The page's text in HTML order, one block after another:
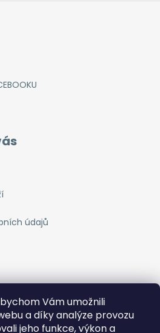
Vám umožnili
a díky analýze provozu
jeho funkce, výkon a
údajů